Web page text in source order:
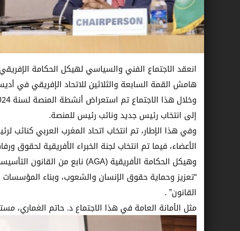
هامش القمة السابعة والثلاثين للاتحاد الإفريقي في
إلى انتخاب رئيس جديد ونائب رئيس للمنصة.
وفي هذا الإطار، تم انتخاب اتحاد المغرب العربي كنائب
الأعضاء، فيما تم انتخاب لجنة الخبراء الأفريقية لحقوق
“تعزيز وحماية حقوق الإنسان والشعوب، وبناء
القانون” .
مثل الأمانة العامة في هذا الاجتماع د. حاتم الغماري،